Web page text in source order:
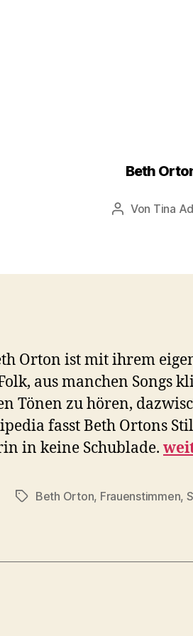
Beth
Beitragsautor
Von Tina
Orton ist mit ihrem
aus manchen
Tönen zu hören,
fasst Beth Ortons
in keine Schublade.
Schlagwörter
Beth Orton, Frauenstimmen,